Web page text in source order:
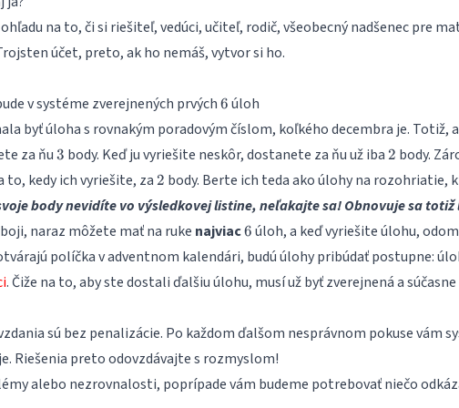
na to, či si riešiteľ, vedúci, učiteľ, rodič, všeobecný nadšenec pre
účet, preto, ak ho nemáš,vytvor si ho.
v systéme zverejnených prvých 6
6 úloh
byť úloha s rovnakým poradovým číslom, koľkého decembra je. Totiž,
za ňu 3
3 body. Keď ju vyriešite neskôr, dostanete za ňu už iba 2
2 body.
to, kedy ich vyriešite, za 2
2 body. Berte ich teda ako úlohy na rozohriatie,
body nevidíte vo výsledkovej listine, neľakajte sa! Obnovuje sa totiž
naraz môžete mať na ruke najviac6
6 úloh, a keď vyriešite úlohu,
políčka v adventnom kalendári, budú úlohy pribúdať postupne:
. Čiže na to, aby ste dostali ďalšiu úlohu, musí už byť zverejnená a
sú bez penalizácie. Po každom ďalšom nesprávnom pokuse vám
Riešenia preto odovzdávajte s rozmyslom!
alebo nezrovnalosti, poprípade vám budeme potrebovať niečo